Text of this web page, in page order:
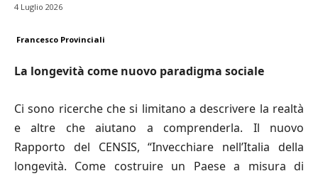
4 Luglio 2026
Francesco Provinciali
La longevità come nuovo paradigma sociale
Ci sono ricerche che si limitano a descrivere la realtà
e altre che aiutano a comprenderla. Il nuovo
Rapporto del CENSIS, “Invecchiare nell’Italia della
longevità. Come costruire un Paese a misura di